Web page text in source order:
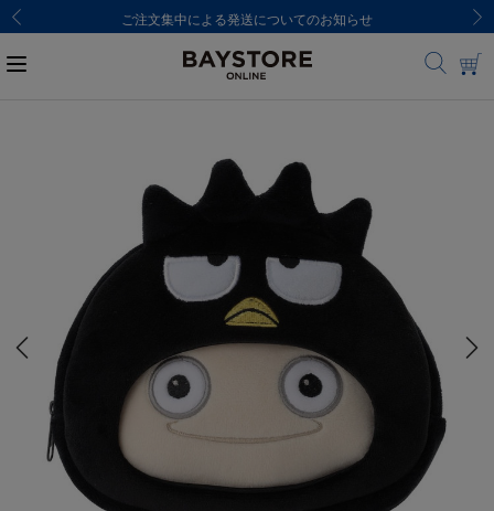
ご注文集中による発送についてのお知らせ